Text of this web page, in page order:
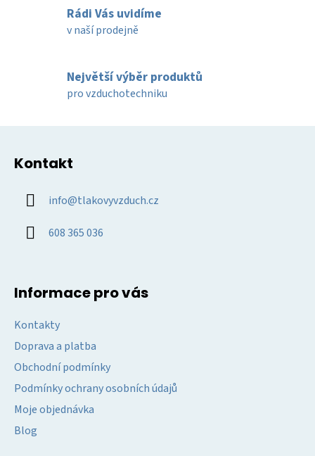
í
k
y
Rádi Vás uvidíme
v naší prodejně
Největší výběr produktů
pro vzduchotechniku
Kontakt
info@tlakovyvzduch.cz
608 365 036
Informace pro vás
Kontakty
Doprava a platba
Obchodní podmínky
Podmínky ochrany osobních údajů
Moje objednávka
Blog